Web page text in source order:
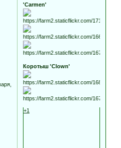
'Carmen'
Коротыш 'Clown'
+1